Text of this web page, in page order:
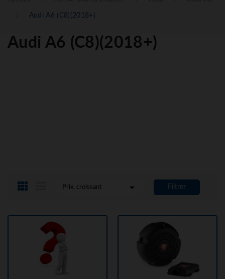
Audi A6 (C8)(2018+)
Audi A6 (C8)(2018+)
Prix, croissant  Filtrer